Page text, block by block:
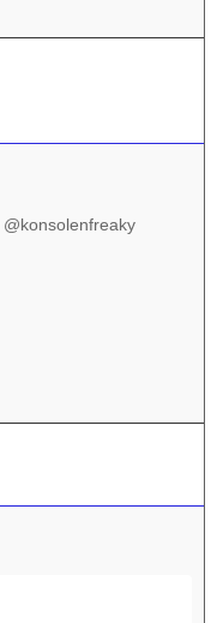
@konsolenfreaky